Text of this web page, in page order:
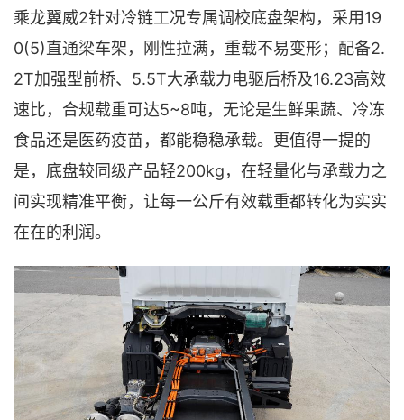
乘龙翼威2针对冷链工况专属调校底盘架构，采用19
0(5)直通梁车架，刚性拉满，重载不易变形；配备2.
2T加强型前桥、5.5T大承载力电驱后桥及16.23高效
速比，合规载重可达5~8吨，无论是生鲜果蔬、冷冻
食品还是医药疫苗，都能稳稳承载。更值得一提的
是，底盘较同级产品轻200kg，在轻量化与承载力之
间实现精准平衡，让每一公斤有效载重都转化为实实
在在的利润。